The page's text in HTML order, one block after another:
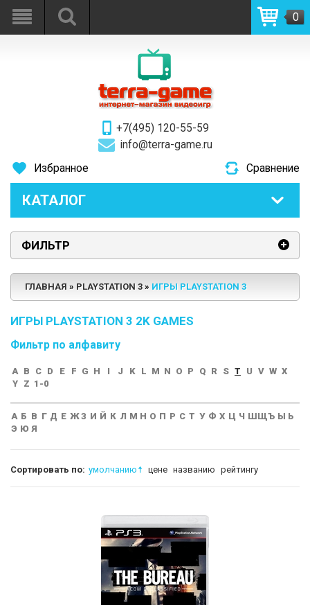
+7(495) 120-55-59
info@terra-game.ru
0
Избранное Сравнение
КАТАЛОГ
ФИЛЬТР
ГЛАВНАЯ PLAYSTATION 3 ИГРЫ PLAYSTATION 3
ИГРЫ PLAYSTATION 3 2K GAMES
Фильтр по алфавиту
A B C D E F G H I J K L M N O P Q R S T U V W X
Y
Z 1-0
А Б В Г Д Е ЖЗ И Й К Л М Н О П Р С Т У Ф Х Ц Ч ШЩЪ Ы Ь
Э Ю Я
Сортировать по: умолчанию цене названию рейтингу